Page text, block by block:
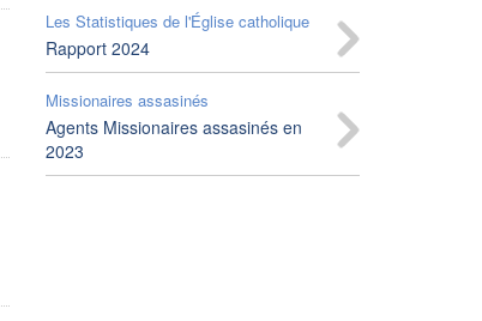
Les Statistiques de l'Église catholique
Rapport 2024
Missionaires assasinés
Agents Missionaires assasinés en
2023